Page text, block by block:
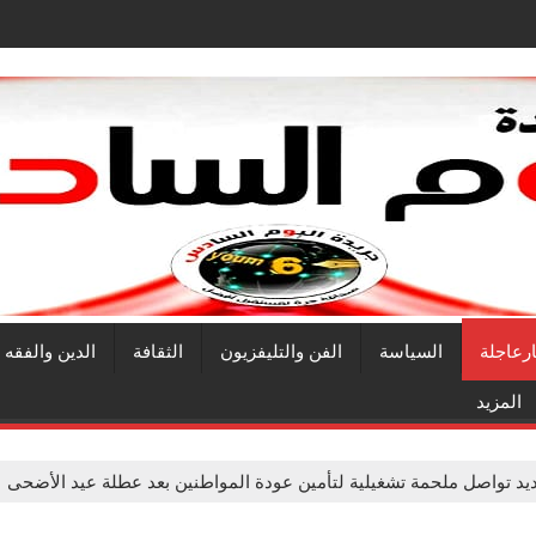
السياسة الفن والتليفزيون الثقافة الدين والفقه
المزيد
تواصل ملحمة تشغيلية لتأمين عودة المواطنين بعد عطلة عيد الأضحى